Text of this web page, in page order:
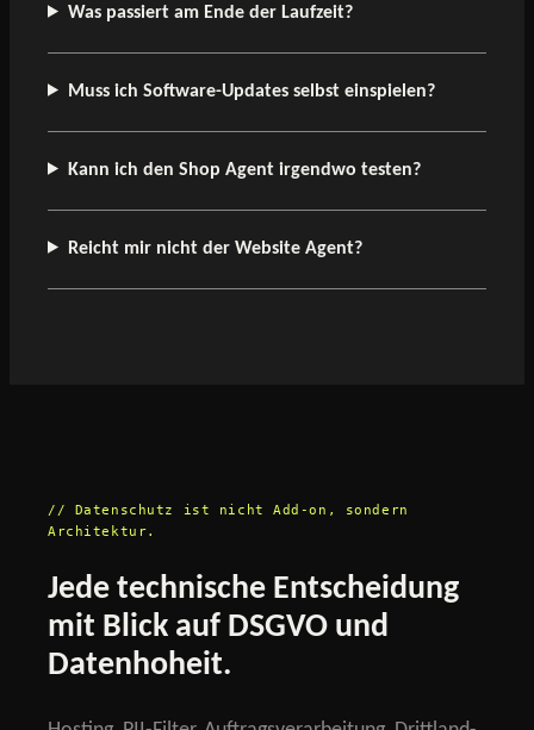
Was passiert am Ende der Laufzeit?
Muss ich Software-Updates selbst einspielen?
Kann ich den Shop Agent irgendwo testen?
Reicht mir nicht der Website Agent?
// Datenschutz ist nicht Add-on, sondern
Architektur.
Jede technische Entscheidung
mit Blick auf DSGVO und
Datenhoheit.